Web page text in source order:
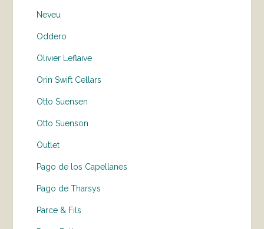
Neveu
Oddero
Olivier Leflaive
Orin Swift Cellars
Otto Suensen
Otto Suenson
Outlet
Pago de los Capellanes
Pago de Tharsys
Parce & Fils